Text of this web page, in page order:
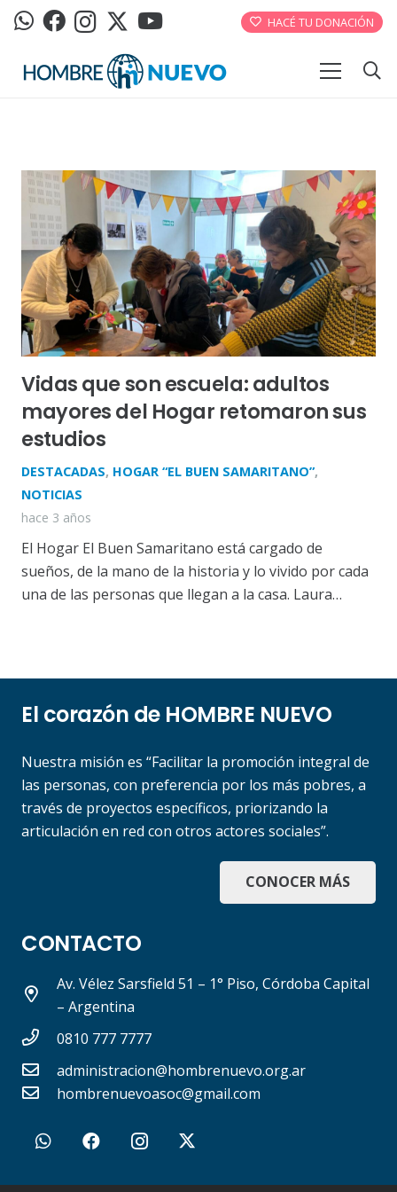
HACÉ TU DONACIÓN
Vidas que son escuela: adultos
mayores del Hogar retomaron sus
estudios
DESTACADAS, HOGAR “EL BUEN SAMARITANO”,
NOTICIAS
hace 3 años
El Hogar El Buen Samaritano está cargado de
sueños, de la mano de la historia y lo vivido por cada
una de las personas que llegan a la casa. Laura…
El corazón de HOMBRE NUEVO
Nuestra misión es “Facilitar la promoción integral de
las personas, con preferencia por los más pobres, a
través de proyectos específicos, priorizando la
articulación en red con otros actores sociales”.
CONOCER MÁS
CONTACTO
Av. Vélez Sarsfield 51 – 1° Piso, Córdoba Capital
– Argentina
0810 777 7777
administracion@hombrenuevo.org.ar
hombrenuevoasoc@gmail.com